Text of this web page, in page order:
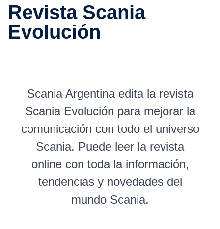
Revista Scania
Evolución
Scania Argentina edita la revista
Scania Evolución para mejorar la
comunicación con todo el universo
Scania. Puede leer la revista
online con toda la información,
tendencias y novedades del
mundo Scania.